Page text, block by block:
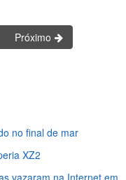
Próximo
no final de mar
XZ2
vazaram na Internet em